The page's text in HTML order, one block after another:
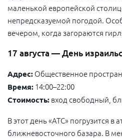
маленькой европейской
непредсказуемой погодой.
вечером, когда загораются
17 августа — День
Адрес: Общественное
Время: 14:00–22:00
Стоимость: вход свободный,
В этот день «АТС» погрузится в
ближневосточного базара. В